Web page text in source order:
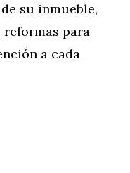
su inmueble,
para
a cada